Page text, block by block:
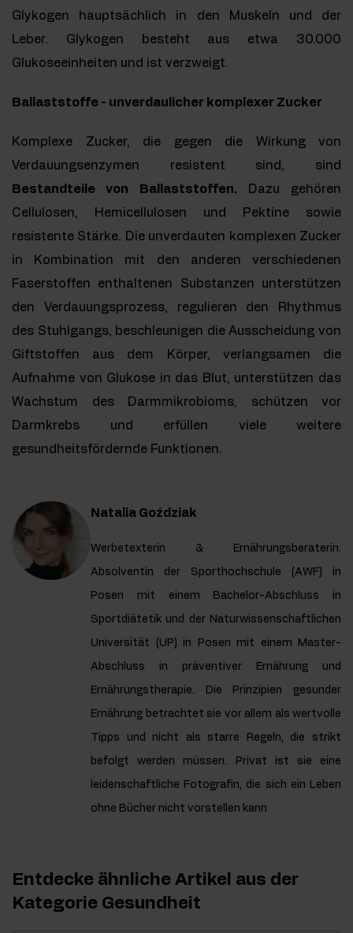
Glykogen hauptsächlich in den Muskeln und der
Leber. Glykogen besteht aus etwa 30.000
Glukoseeinheiten und ist verzweigt.
Ballaststoffe - unverdaulicher komplexer Zucker
Komplexe Zucker, die gegen die Wirkung von
Verdauungsenzymen resistent sind, sind
Bestandteile von Ballaststoffen.Dazu gehören
Cellulosen, Hemicellulosen und Pektine sowie
resistente Stärke. Die unverdauten komplexen Zucker
in Kombination mit den anderen verschiedenen
Faserstoffen enthaltenen Substanzen unterstützen
den Verdauungsprozess, regulieren den Rhythmus
des Stuhlgangs, beschleunigen die Ausscheidung von
Giftstoffen aus dem Körper, verlangsamen die
Aufnahme von Glukose in das Blut, unterstützen das
Wachstum des Darmmikrobioms, schützen vor
Darmkrebs und erfüllen viele weitere
gesundheitsfördernde Funktionen.
Natalia Goździak
Werbetexterin & Ernährungsberaterin.
Absolventin der Sporthochschule (AWF) in
Posen mit einem Bachelor-Abschluss in
Sportdiätetik und der Naturwissenschaftlichen
Universität (UP) in Posen mit einem Master-
Abschluss in präventiver Ernährung und
Ernährungstherapie. Die Prinzipien gesunder
Ernährung betrachtet sie vor allem als wertvolle
Tipps und nicht als starre Regeln, die strikt
befolgt werden müssen. Privat ist sie eine
leidenschaftliche Fotografin, die sich ein Leben
ohne Bücher nicht vorstellen kann
Entdecke ähnliche Artikel aus der
Kategorie Gesundheit